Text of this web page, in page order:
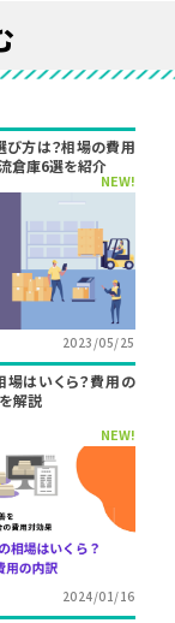
び方は？相場の費用
倉庫6選を紹介
NEW!
2023/05/25
場はいくら？費用の
解説
NEW!
2024/01/16